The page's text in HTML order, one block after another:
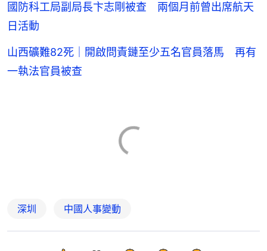
國防科工局副局長卞志剛被查 兩個月前曾出席航天
日活動
山西礦難82死｜開啟問責鏈至少五名官員落馬 再有
一執法官員被查
深圳 中國人事變動